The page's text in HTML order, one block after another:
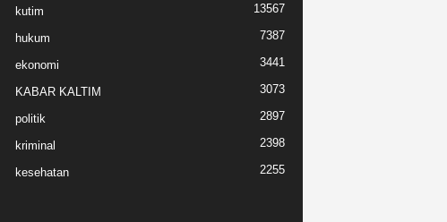
kutim 13567
hukum 7387
ekonomi 3441
KABAR KALTIM 3073
politik 2897
kriminal 2398
kesehatan 2255